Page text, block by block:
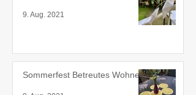
9. Aug. 2021
Sommerfest Betreutes Wohnen